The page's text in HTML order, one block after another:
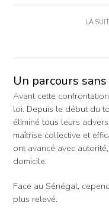
LA
Un parcours sans
Avant cette
loi. Depuis le début du
éliminé tous leurs
maîtrise collective et
ont avancé avec
domicile.
Face au Sénégal,
plus relevé.